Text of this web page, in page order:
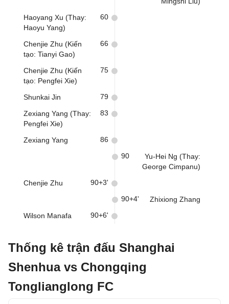
Haoyang Xu (Thay:
Haoyu Yang)
60
Chenjie Zhu (Kiến
tạo: Tianyi Gao)
66
Chenjie Zhu (Kiến
tạo: Pengfei Xie)
75
Shunkai Jin 79
Zexiang Yang (Thay:
Pengfei Xie)
83
Zexiang Yang 86
Yu-Hei Ng (Thay:
George Cimpanu)
90
Chenjie Zhu 90+3'
Zhixiong Zhang
90+4'
Wilson Manafa 90+6'
Thống kê trận đấu Shanghai
Shenhua vs Chongqing
Tonglianglong FC